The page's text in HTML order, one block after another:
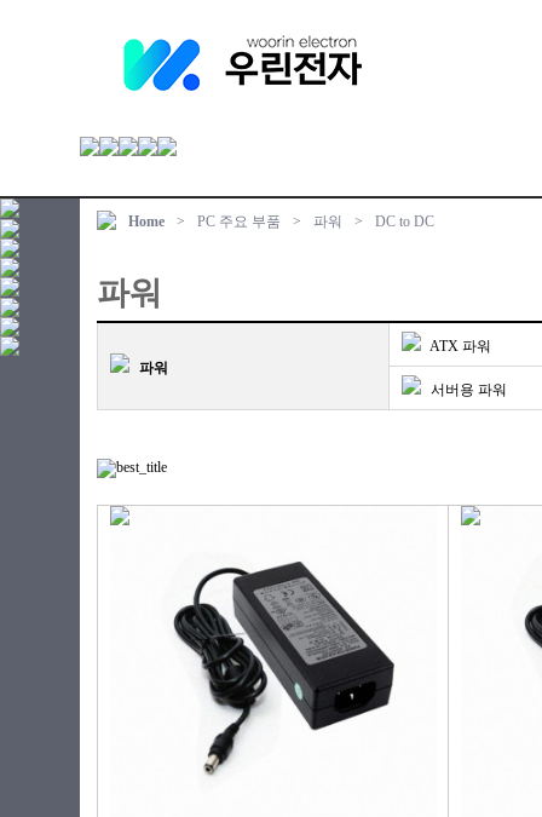
Home > PC 주요 부품 > 파워 > DC to DC
파워
파워
ATX 파워
서버용 파워